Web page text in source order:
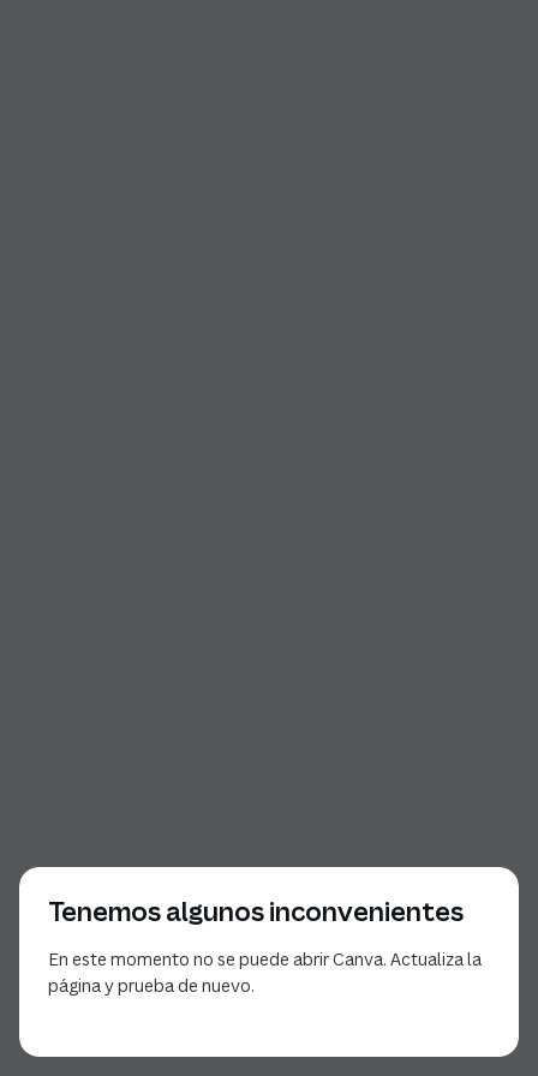
Tenemos algunos inconvenientes
En este momento no se puede abrir Canva. Actualiza la
página y prueba de nuevo.